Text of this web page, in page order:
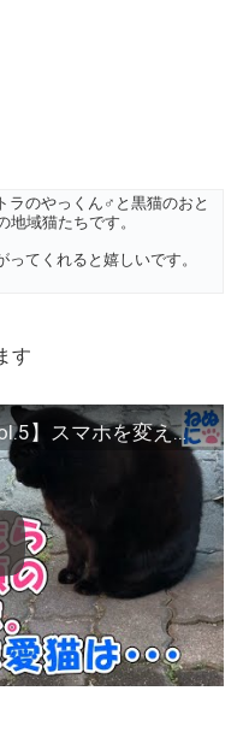
ラのやっくん♂と黒猫のおと
域猫たちです。
てくれると嬉しいです。
す
438【猫の短編ほのぼの話Vol.5】スマホを変えるので過去画像見てたら愛猫が子猫の頃の動画が出てきた。愛猫に見せたら・・・